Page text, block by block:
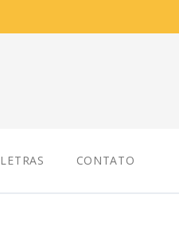
LETRAS CONTATO